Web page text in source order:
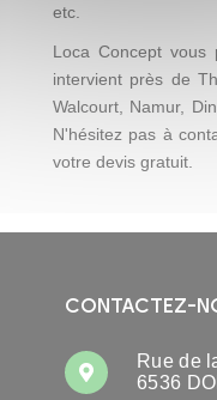
etc.
Loca Concept vous
intervient près de
Walcourt, Namur,
N'hésitez pas à
votre devis gratuit.
CONTACTEZ-
Rue de
6536